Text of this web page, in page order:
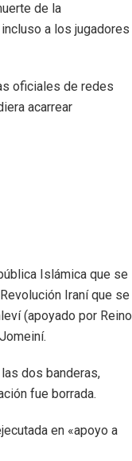
de la
a los jugadores
oficiales de redes
acarrear
Islámica que se
Iraní que se
(apoyado por Reino
dos banderas,
fue borrada.
en «apoyo a